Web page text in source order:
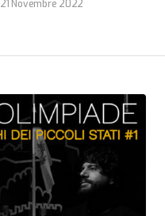
21 Novembre 2022